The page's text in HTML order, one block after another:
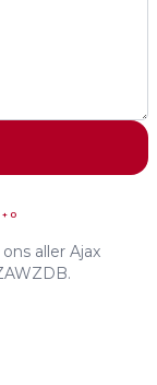
+ 0
aller Ajax